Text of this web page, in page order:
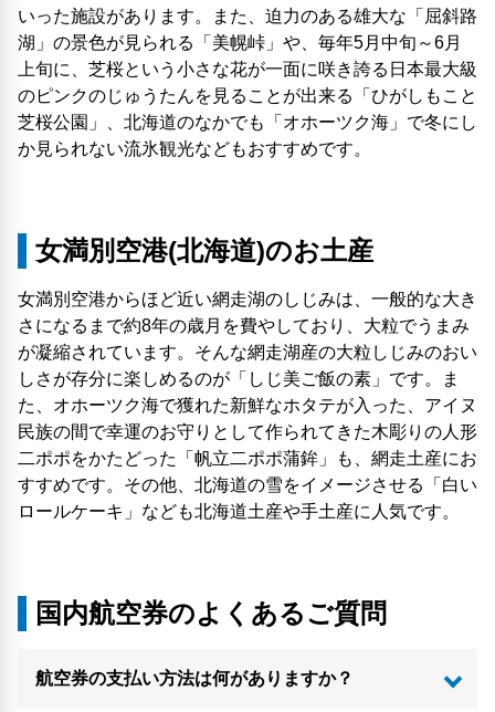
いった施設があります。また、迫力のある雄大な「屈斜路
湖」の景色が見られる「美幌峠」や、毎年5月中旬～6月
上旬に、芝桜という小さな花が一面に咲き誇る日本最大級
のピンクのじゅうたんを見ることが出来る「ひがしもこと
芝桜公園」、北海道のなかでも「オホーツク海」で冬にし
か見られない流氷観光などもおすすめです。
女満別空港(北海道)のお土産
女満別空港からほど近い網走湖のしじみは、一般的な大き
さになるまで約8年の歳月を費やしており、大粒でうまみ
が凝縮されています。そんな網走湖産の大粒しじみのおい
しさが存分に楽しめるのが「しじ美ご飯の素」です。ま
た、オホーツク海で獲れた新鮮なホタテが入った、アイヌ
民族の間で幸運のお守りとして作られてきた木彫りの人形
二ポポをかたどった「帆立二ポポ蒲鉾」も、網走土産にお
すすめです。その他、北海道の雪をイメージさせる「白い
ロールケーキ」なども北海道土産や手土産に人気です。
国内航空券のよくあるご質問
航空券の支払い方法は何がありますか？